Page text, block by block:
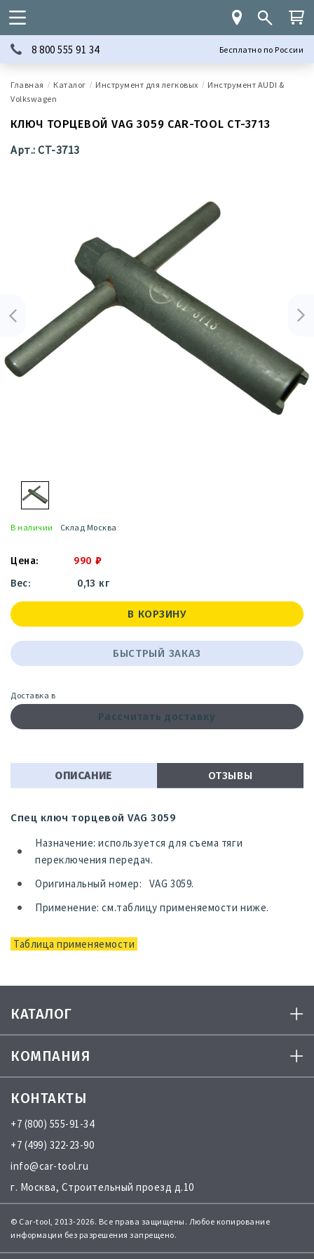
8 800 555 91 34 Бесплатно по России
Каталог Инструмент для легковых
Инструмент AUDI &
Volkswagen
КЛЮЧ ТОРЦЕВОЙ VAG 3059 CAR-TOOL CT-3713
Арт.: CT-3713
990 ₽
0,13 кг
БЫСТРЫЙ ЗАКАЗ
В КОРЗИНУ
Склад Москва
В наличии
Доставка в
Рассчитать доставку
ОПИСАНИЕ ОТЗЫВЫ
Спец ключ торцевой VAG 3059
Назначение: используется для съема тяги
переключения передач.
Оригинальный номер: VAG 3059.
Применение: см.таблицу применяемости ниже.
Таблица применяемости
КАТАЛОГ
КОМПАНИЯ
КОНТАКТЫ
+7 (800) 555-91-34
+7 (499) 322-23-90
info@car-tool.ru
г. Москва, Строительный проезд д.10
© Car-tool, 2013-2026. Все права защищены. Любое копирование
информации без разрешения запрещено.